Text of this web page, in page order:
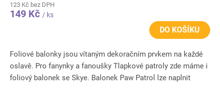
123 Kč bez DPH
149 Kč / ks
DO KOŠÍKU
Foliové balonky jsou vítaným dekoračním prvkem na každé
oslavě. Pro fanynky a fanoušky Tlapkové patroly zde máme i
foliový balonek se Skye. Balonek Paw Patrol lze naplnit